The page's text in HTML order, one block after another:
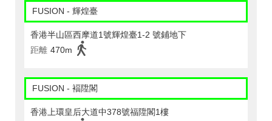
FUSION - 輝煌臺
香港半山區西摩道1號輝煌臺1-2 號鋪地下
距離 470m
FUSION - 褔陞閣
香港上環皇后大道中378號福陞閣1樓